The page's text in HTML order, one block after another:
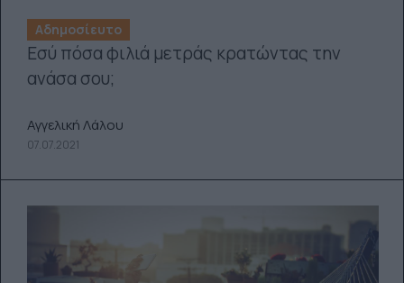
Αδημοσίευτο
Eσύ πόσα φιλιά μετράς κρατώντας την
ανάσα σου;
Αγγελική Λάλου
07.07.2021